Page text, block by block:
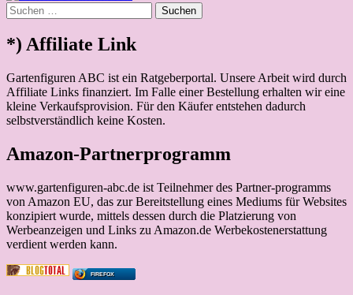
Suchen
nach:
*) Affiliate Link
Gartenfiguren ABC ist ein Ratgeberportal. Unsere Arbeit wird durch
Affiliate Links finanziert. Im Falle einer Bestellung erhalten wir eine
kleine Verkaufsprovision. Für den Käufer entstehen dadurch
selbstverständlich keine Kosten.
Amazon-Partnerprogramm
www.gartenfiguren-abc.de ist Teilnehmer des Partner-programms
von Amazon EU, das zur Bereitstellung eines Mediums für Websites
konzipiert wurde, mittels dessen durch die Platzierung von
Werbeanzeigen und Links zu Amazon.de Werbekostenerstattung
verdient werden kann.
FIREFOX